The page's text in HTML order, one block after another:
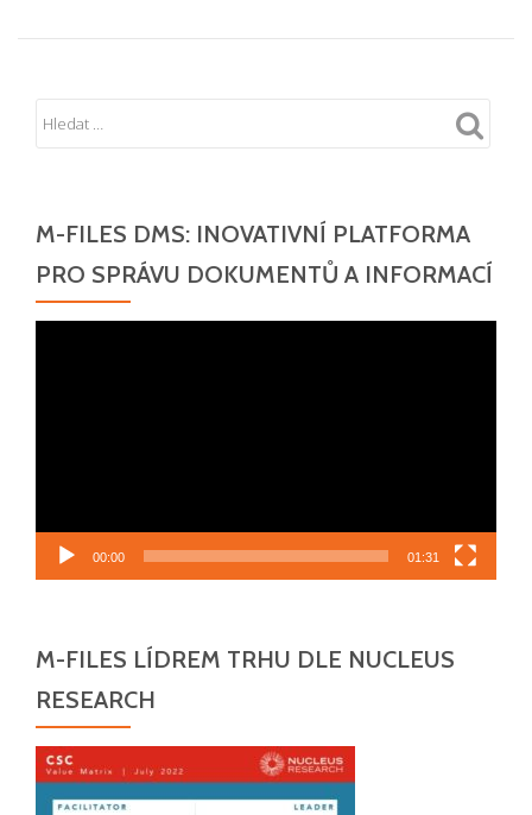
M-FILES DMS: INOVATIVNÍ PLATFORMA
PRO SPRÁVU DOKUMENTŮ A INFORMACÍ
00:00 01:31
M-FILES LÍDREM TRHU DLE NUCLEUS
RESEARCH